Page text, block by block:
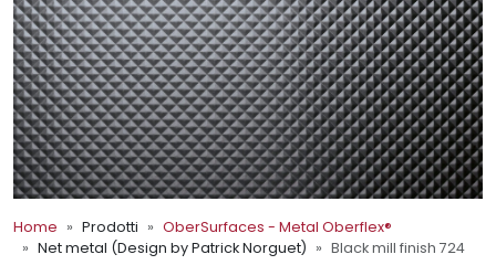
Home Prodotti
OberSurfaces - Metal Oberflex®
Net metal (Design by Patrick Norguet)
Black mill finish 724